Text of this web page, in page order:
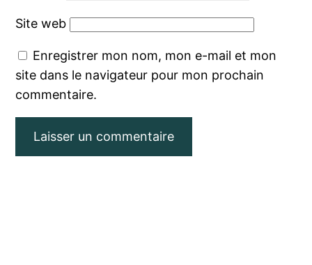
Site web
Enregistrer mon nom, mon e-mail et mon
site dans le navigateur pour mon prochain
commentaire.